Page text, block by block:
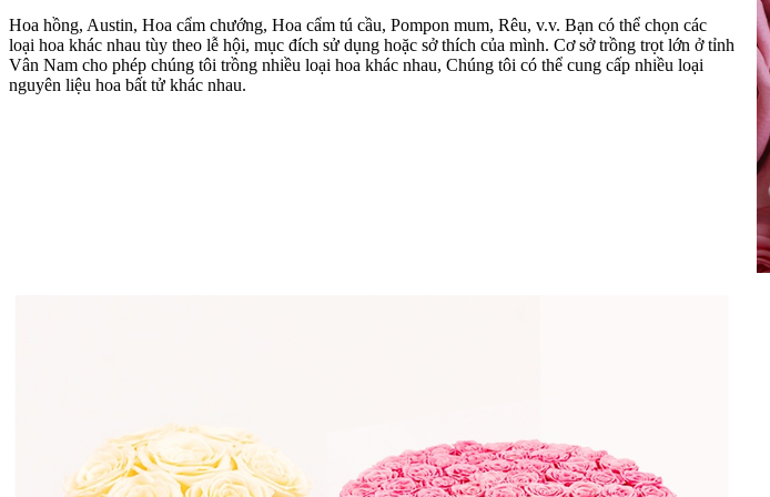
Hoa hồng, Austin, Hoa cẩm chướng, Hoa cẩm tú cầu, Pompon mum, Rêu, v.v. Bạn có thể chọn các
loại hoa khác nhau tùy theo lễ hội, mục đích sử dụng hoặc sở thích của mình. Cơ sở trồng trọt lớn ở tỉnh
Vân Nam cho phép chúng tôi trồng nhiều loại hoa khác nhau, Chúng tôi có thể cung cấp nhiều loại
nguyên liệu hoa bất tử khác nhau.